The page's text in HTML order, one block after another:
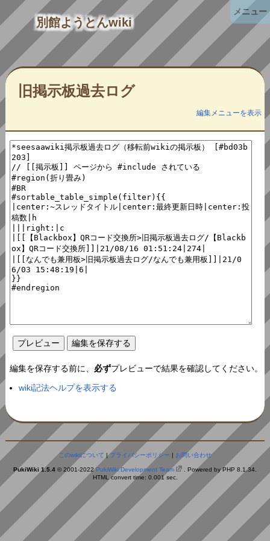
別館ようとんwiki
旧掲示板過去ログ
編集メニューを表示
編集を保存する前に、 必ずプレビューで結果を確認してください。
wiki記法ヘルプを表示する
このwikiについて |プライバシーポリシー | お問い合わせ
PukiWiki 1.5.4 © 2001-2022PukiWiki Development Team
. Powered by PHP 8.1.34.
HTML convert time: 0.001 sec.
メニュー